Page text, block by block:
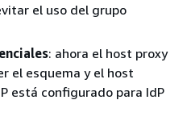
el uso del grupo
: ahora el host proxy
el esquema y el host
está configurado para IdP